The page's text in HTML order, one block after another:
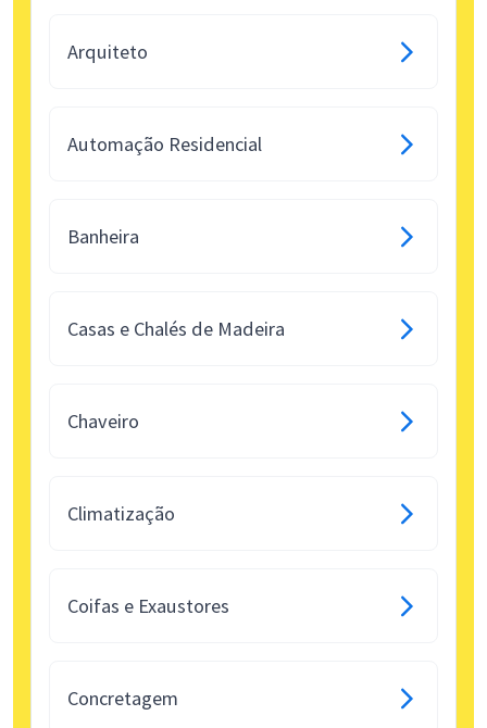
Arquiteto
Automação Residencial
Banheira
Casas e Chalés de Madeira
Chaveiro
Climatização
Coifas e Exaustores
Concretagem